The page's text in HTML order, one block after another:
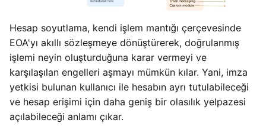
Hesap soyutlama, kendi işlem mantığı çerçevesinde
EOA'yı akıllı sözleşmeye dönüştürerek, doğrulanmış
işlemi neyin oluşturduğuna karar vermeyi ve
karşılaşılan engelleri aşmayı mümkün kılar. Yani, imza
yetkisi bulunan kullanıcı ile hesabın ayrı tutulabileceği
ve hesap erişimi için daha geniş bir olasılık yelpazesi
açılabileceği anlamı çıkar.